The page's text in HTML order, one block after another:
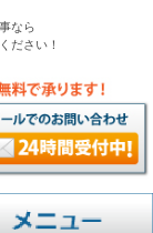
なら
ださい！